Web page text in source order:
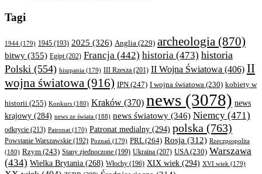
Tagi
1944 (179) 1945 (193) 2025 (326) Anglia (229) archeologia (870)
bitwy (355) Egipt(202) Francja (442) historia (473) historia
Polski (554) hiszpania (179) III Rzesza (201) II Wojna Światowa (406) II
wojna światowa (916) IPN (247) I wojna światowa (230) kobiety w
historii (255) Konkurs (180) Kraków (370) news (3078) news
krajowy (284) news ze świata (188) news światowy (346) Niemcy (471)
odkrycie (213) Patronat (170) Patronat medialny (294) polska (763)
Powstanie Warszawskie (192) Poznań (179) PRL(264) Rosja (312) Rzeczpospolita
(180) Rzym (243) Stany zjednoczone (199) Ukraina (207) USA(230) Warszawa
(434) Wielka Brytania (268) Włochy (196) XIX wiek (294) XVI wiek (179)